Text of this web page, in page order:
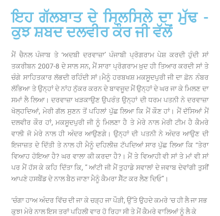
ਇਹ ਗੱਲਬਾਤ ਦੇ ਸਿਲਸਿਲੇ ਦਾ ਮੁੱਢ -
ਕੁਝ ਸ਼ਬਦ ਦਲਵੀਰ ਕੌਰ ਜੀ ਵੱਲੋਂ
ਮੈਂ ਚੈਨਲ ਪੰਜਾਬ ਤੇ ‘ਅਦਬੀ ਦਰਵਾਜ਼ਾ’ ਪੰਜਾਬੀ ਪ੍ਰੋਗਰਾਮ ਪੇਸ਼ ਕਰਦੀ ਹੁੰਦੀ ਸਾਂ
ਤਕਰੀਬਨ 2007-8 ਦੇ ਸਾਲ ਸਨ, ਮੈਂ ਸਾਰਾ ਪ੍ਰੋਗਰਾਮ ਖ਼ੁਦ ਹੀ ਤਿਆਰ ਕਰਦੀ ਸਾਂ ਤੇ
ਚੰਗੇ ਸਾਹਿਤਕਾਰ ਲੱਭਦੀ ਰਹਿੰਦੀ ਸਾਂ।ਮੈਨੂੰ ਹਰਬਖਸ਼ ਮਕਸੂਦਪੁਰੀ ਜੀ ਦਾ ਫ਼ੋਨ ਨੰਬਰ
ਲੱਭਿਆ ਤੇ ਉਨ੍ਹਾਂ ਦੇ ਨਾਂਹ ਨੁੱਕਰ ਕਰਨ ਦੇ ਬਾਵਜੂਦ ਮੈਂ ਉਨ੍ਹਾਂ ਦੇ ਘਰ ਜਾ ਕੇ ਮਿਲਣ ਦਾ
ਸਮਾਂ ਲੈ ਲਿਆ। ਦਰਵਾਜ਼ਾ ਖੜਕਾਉਣ ਉਪਰੰਤ ਉਨ੍ਹਾਂ ਦੀ ਧਰਮ ਪਤਨੀ ਨੇ ਦਰਵਾਜ਼ਾ
ਖੋਲ੍ਹਦਿਆਂ, ਮੇਰੀ ਗੱਲ ਸੁਣਨ ਤੋਂ ਪਹਿਲਾਂ ਪੁੱਛ ਲਿਆ ਕਿ ਮੈਂ ਕੌਣ ਹਾਂ। ਮੈਂ ਦੱਸਿਆਂ ਮੈਂ
ਦਲਵੀਰ ਕੌਰ ਹਾਂ, ਮਕਸੂਦਪੁਰੀ ਜੀ ਨੂੰ ਮਿਲਣਾ ਹੈ ਤੇ ਮੇਰੇ ਨਾਲ ਮੇਰੀ ਟੀਮ ਹੈ ਕੈਮਰੇ
ਵਾਲੀ ਜੋ ਮੇਰੇ ਨਾਲ ਹੀ ਅੰਦਰ ਆਉਣਗੇ। ਉਨ੍ਹਾਂ ਦੀ ਪਤਨੀ ਨੇ ਅੰਦਰ ਆਉਣ ਦੀ
ਇਜਾਜ਼ਤ ਦੇ ਦਿੱਤੀ ਤੇ ਨਾਲ ਹੀ ਮੈਨੂੰ ਦਹਿਲੀਜ਼ ਟੱਪਦਿਆਂ ਸਾਰ ਪੁੱਛ ਲਿਆ ਕਿ “ਤੇਰਾ
ਵਿਆਹ ਹੋਇਆ ਹੈ? ਘਰ ਵਾਲਾ ਕੀ ਕਰਦਾ ਹੈ?। ਮੈਂ ਤੇ ਵਿਆਹੀ ਵੀ ਸਾਂ ਤੇ ਮਾਂ ਵੀ ਸਾਂ
ਪਰ ਮੈਂ ਹੱਸ ਕੇ ਕਹਿ ਦਿੱਤਾ ਕਿ, ” ਆਂਟੀ ਜੀ ਮੈਂ ਤੁਹਾਡੇ ਸਵਾਲਾਂ ਦੇ ਜਵਾਬ ਦੇਵਾਂਗੀ ਤੁਸੀਂ
ਆਪਣੇ ਹਸਬੈਂਡ ਦੇ ਨਾਲ ਬੈਠ ਜਾਣਾ ਮੈਨੂੰ ਕੈਮਰਾ ਸੈੱਟ ਕਰ ਲੈਣ ਦਿਓ”।
‘ਚੰਗਾ ਹਾਅ ਅੰਦਰ ਵਿੱਚ ਦੀ ਜਾ ਕੇ ਚੜ੍ਹ ਜਾ ਪੌੜੀ, ਉੱਤੇ ਉਹਦੇ ਕਮਰੇ ‘ਚ ਹੀ ਲੈ ਜਾ ਸਭ
ਕੁਝ! ਮੇਰੇ ਨਾਲ ਇਸ ਤਰਾਂ ਪਹਿਲੀ ਵਾਰ ਹੋ ਰਿਹਾ ਸੀ ਤੇ ਮੈਂ ਕੈਮਰੇ ਵਾਲਿਆਂ ਨੂੰ ਲੈ ਕੇ